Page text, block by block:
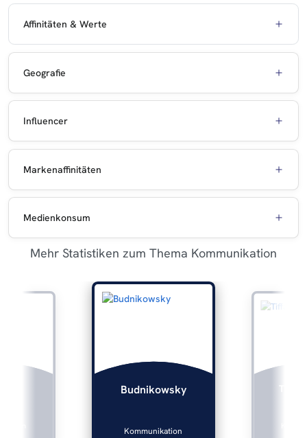
Affinitäten & Werte
Geografie
Influencer
Markenaffinitäten
Medienkonsum
Mehr Statistiken zum Thema Kommunikation
Budnikowsky
Kommunikation